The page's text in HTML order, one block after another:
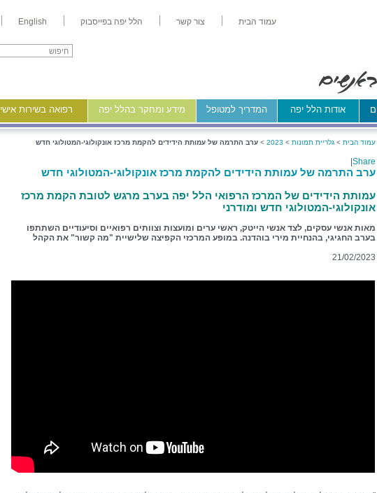
עמוד הבית צור קשר הלל יפה בפייסבוק English
אודות הלל יפה המדריך למטופל מידע ומחקר בהלל יפה רפואה בשירות אישי
עמוד הבית > גלריית תמונות >
2023
> ערב התרמה של עמותת הידידים להקמת מרכז אונקולוגי-המטולוגי חדש
Share
ערב התרמה של עמותת הידידים להקמת מרכז אונקולוגי-המטולוגי חדש
עמותת הידידים של המרכז הרפואי הלל יפה בערב מרגש לטובת הקמת מרכז
אונקולוגי-המטולוגי חדש ומודרני
מאות אנשי עסקים, לצד אנשי הייטק, ראשי ערים ומועצות וצוותים רפואיים וסיעודיים השתתפו
בערב החגיגי, בהנחיית מירי בוהדנה. במופע המרכזי הקפיצה שלישיית "מה קשור" את הקהל
21/02/2023